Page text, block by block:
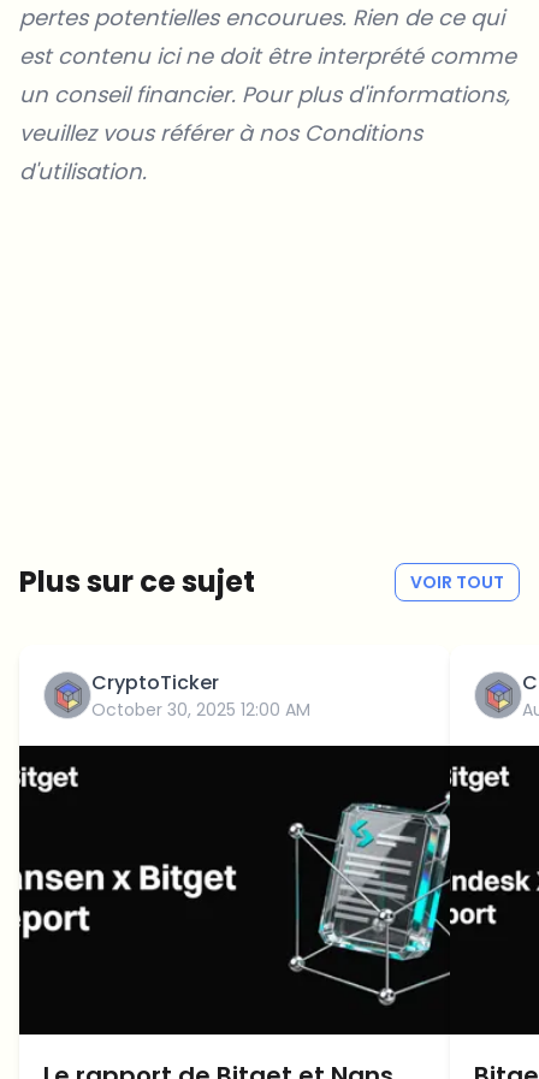
pertes potentielles encourues. Rien de ce qui
est contenu ici ne doit être interprété comme
un conseil financier. Pour plus d'informations,
veuillez vous référer à nos Conditions
d'utilisation.
Plus sur ce sujet VOIR TOUT
CryptoTicker
October 30, 2025 12:00 AM